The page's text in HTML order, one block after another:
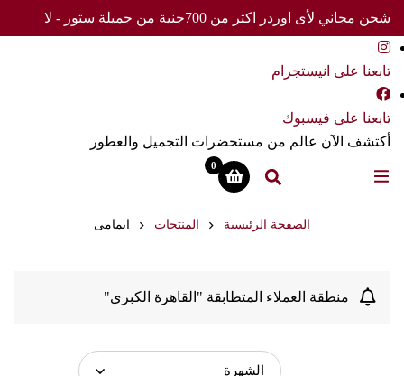
شحن مجاني لأى اوردر اكثر من 700جنية من جميلة ستور - لا
تفوت العرض
تابعنا على انيستجرام
تابعنا على فيسبوك
أكتشف الآن عالم من مستحضرات التجميل والعطور
0
الصفحة الرئيسية المنتجات ايمامى
منطقة العملاء المتطابقة "القاهرة الكبرى"